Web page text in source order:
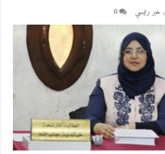
, خبر رئيسي 0